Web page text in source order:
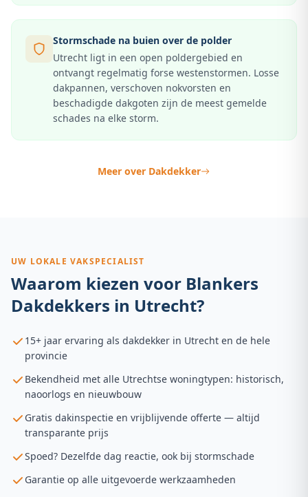
Stormschade na buien over de polder
Utrecht ligt in een open poldergebied en
ontvangt regelmatig forse westenstormen. Losse
dakpannen, verschoven nokvorsten en
beschadigde dakgoten zijn de meest gemelde
schades na elke storm.
Meer over Dakdekker
UW LOKALE VAKSPECIALIST
Waarom kiezen voor Blankers
Dakdekkers in Utrecht?
15+ jaar ervaring als dakdekker in Utrecht en de hele
provincie
Bekendheid met alle Utrechtse woningtypen: historisch,
naoorlogs en nieuwbouw
Gratis dakinspectie en vrijblijvende offerte — altijd
transparante prijs
Spoed? Dezelfde dag reactie, ook bij stormschade
Garantie op alle uitgevoerde werkzaamheden